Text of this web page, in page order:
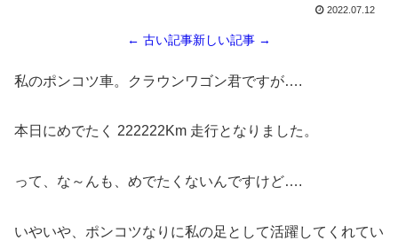
2022.07.12
← 古い記事新しい記事 →
私のポンコツ車。クラウンワゴン君ですが….
本日にめでたく 222222Km 走行となりました。
って、な～んも、めでたくないんですけど….
いやいや、ポンコツなりに私の足として活躍してくれてい